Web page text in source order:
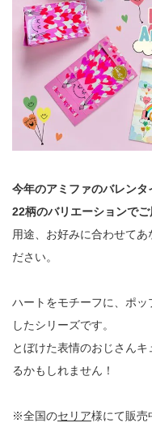
今年のアミファのバレン
22柄のバリエーションでご
用途、お好みに合わせて
ださい。
ハートをモチーフに、ポ
したシリーズです。
とぼけた表情のおじさん
るかもしれません！
※全国のセリア様にて販売